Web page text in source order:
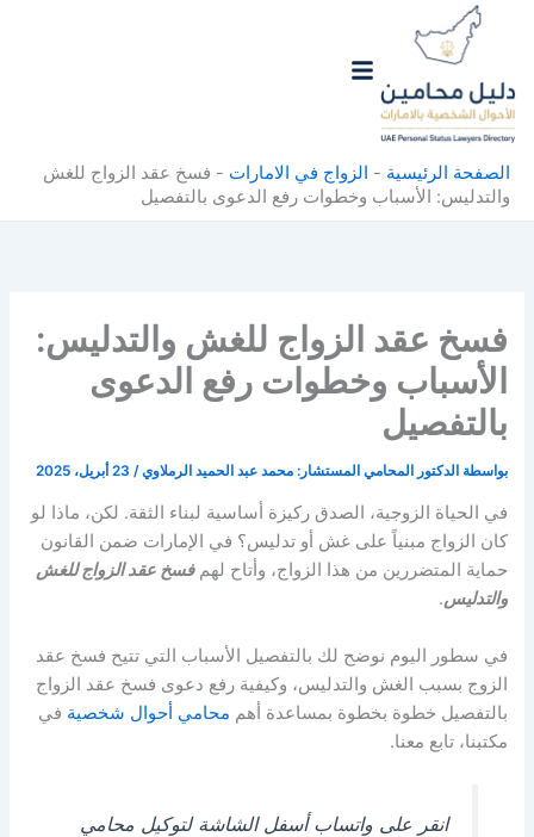
الصفحة الرئيسية - الزواج في الامارات - فسخ عقد الزواج للغش
والتدليس: الأسباب وخطوات رفع الدعوى بالتفصيل
فسخ عقد الزواج للغش والتدليس:
الأسباب وخطوات رفع الدعوى
بالتفصيل
بواسطة الدكتور المحامي المستشار: محمد عبد الحميد الرملاوي/ 23 أبريل، 2025
في الحياة الزوجية، الصدق ركيزة أساسية لبناء الثقة. لكن، ماذا لو
كان الزواج مبنياً على غش أو تدليس؟ في الإمارات ضمن القانون
حماية المتضررين من هذا الزواج، وأتاح لهمفسخ عقد الزواج للغش
والتدليس.
في سطور اليوم نوضح لك بالتفصيل الأسباب التي تتيح فسخ عقد
الزوج بسبب الغش والتدليس، وكيفية رفع دعوى فسخ عقد الزواج
بالتفصيل خطوة بخطوة بمساعدة أهم محامي أحوال شخصية في
مكتبنا، تابع معنا.
انقر على واتساب أسفل الشاشة لتوكيل محامي